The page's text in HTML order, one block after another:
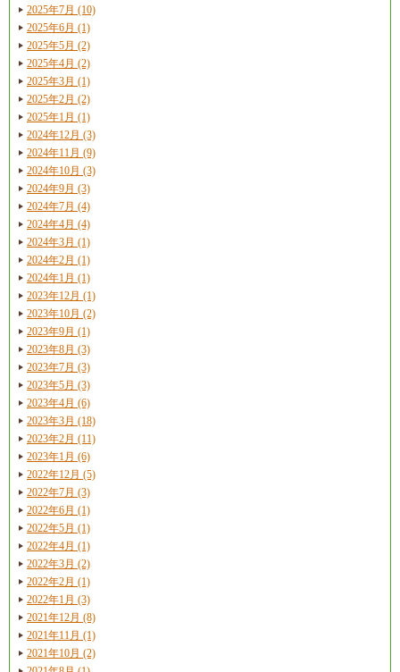
2025年7月 (10)
2025年6月 (1)
2025年5月 (2)
2025年4月 (2)
2025年3月 (1)
2025年2月 (2)
2025年1月 (1)
2024年12月 (3)
2024年11月 (9)
2024年10月 (3)
2024年9月 (3)
2024年7月 (4)
2024年4月 (4)
2024年3月 (1)
2024年2月 (1)
2024年1月 (1)
2023年12月 (1)
2023年10月 (2)
2023年9月 (1)
2023年8月 (3)
2023年7月 (3)
2023年5月 (3)
2023年4月 (6)
2023年3月 (18)
2023年2月 (11)
2023年1月 (6)
2022年12月 (5)
2022年7月 (3)
2022年6月 (1)
2022年5月 (1)
2022年4月 (1)
2022年3月 (2)
2022年2月 (1)
2022年1月 (3)
2021年12月 (8)
2021年11月 (1)
2021年10月 (2)